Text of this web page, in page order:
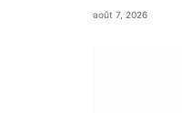
août 7, 2026